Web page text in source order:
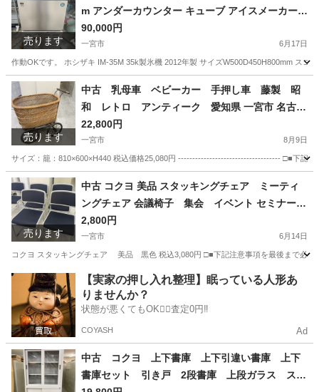
売ります
m アンダーカウンター キューブ アイスメーカー
愛知県 一宮市 名古屋 稲沢 江南 岩倉 岐阜 羽島 各
務ヶ原 三重 愛知 グッドプライス一宮
90,000円
一宮市 6月17日
作動OKです。 ホシザキ IM-35M 35k製氷機 2012年製 サイズW500D450H800mm ス
愛知 一宮市 その他
売ります
中古 乳母車 ベビーカー 手押し車 藤製 昭
和 レトロ アンティーク 愛知県 一宮市 名古屋
稲沢 江南 岩倉 岐阜 羽島 各務ヶ原 三重 愛知 グッ
ドプライス一宮
22,800円
一宮市 8月9日
サイズ：籠：810×600×H440 税込価格25,080円 ------------------------------------ □■下記
愛知 一宮市 その他 乳母車
売ります
中古 コクヨ 美品 スタッキングチェア ミーティ
ングチェア 会議椅子 集会 イベント セミナー
愛知県 一宮市 名古屋 稲沢 江南 岩倉 岐阜 羽島 各
務ヶ原 三重 愛知 グッドプライス一宮
2,800円
一宮市 6月14日
コクヨ スタッキングチェア 美品 黒色 税込3,080円 □■下記注意事項を最後まで必ず
愛知 一宮市 オフィス用家具 スタッキングチェア
【実家の押し入れ整理】眠っている人形あ
りませんか？
状態が悪くてもOK🙆‍♀️査定0円‼️
COYASH Ad
中古 コクヨ 上下書庫 上下引違い書庫 上下
書庫セット 引き戸 2段書庫 上段ガラス スチ